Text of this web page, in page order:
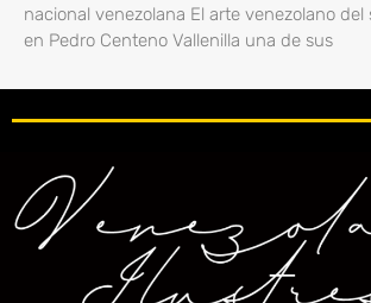
nacional venezolana El arte venezolano del
en Pedro Centeno Vallenilla una de sus